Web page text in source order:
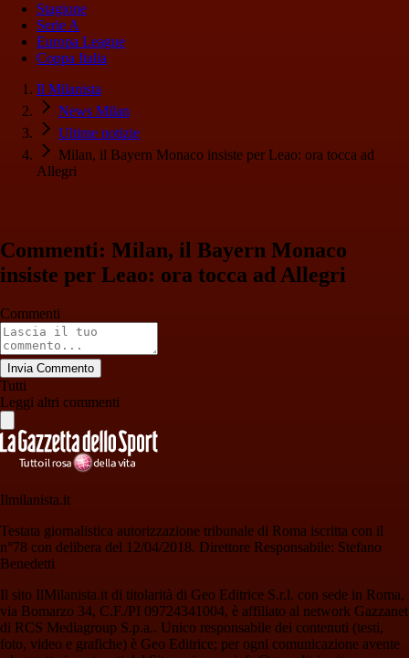
Stagione
Serie A
Europa League
Coppa Italia
Il Milanista
News Milan
Ultime notizie
Milan, il Bayern Monaco insiste per Leao: ora tocca ad
Allegri
Commenti: Milan, il Bayern Monaco
insiste per Leao: ora tocca ad Allegri
Commenti
Invia Commento
Tutti
Leggi altri commenti
Ilmilanista.it
Testata giornalistica autorizzazione tribunale di Roma iscritta con il
n°78 con delibera del 12/04/2018. Direttore Responsabile: Stefano
Benedetti
Il sito IlMilanista.it di titolarità di Geo Editrice S.r.l. con sede in Roma,
via Bomarzo 34, C.F./PI 09724341004, è affiliato al network Gazzanet
di RCS Mediagroup S.p.a.. Unico responsabile dei contenuti (testi,
foto, video e grafiche) è Geo Editrice; per ogni comunicazione avente